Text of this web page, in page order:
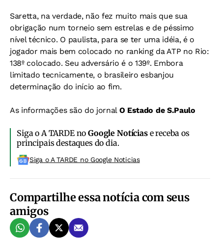
Saretta, na verdade, não fez muito mais que sua
obrigação num torneio sem estrelas e de péssimo
nível técnico. O paulista, para se ter uma idéia, é o
jogador mais bem colocado no ranking da ATP no Rio:
138º colocado. Seu adversário é o 139º. Embora
limitado tecnicamente, o brasileiro esbanjou
determinação do início ao fim.
As informações são do jornal O Estado de S.Paulo
Siga o A TARDE noGoogle Notíciase receba os
principais destaques do dia.
Siga o A TARDE no Google Noticias
Compartilhe essa notícia com seus
amigos